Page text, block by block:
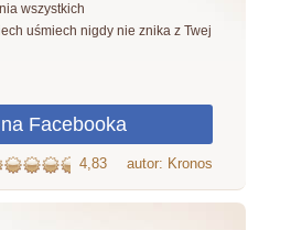
wszystkich
uśmiech nigdy nie znika z Twej
4,83 autor: Kronos